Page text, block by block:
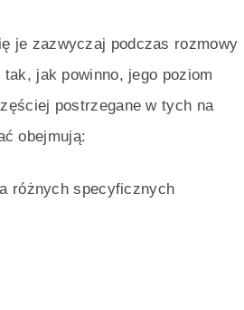
je zazwyczaj podczas rozmowy
jak powinno, jego poziom
postrzegane w tych na
obejmują:
różnych specyficznych